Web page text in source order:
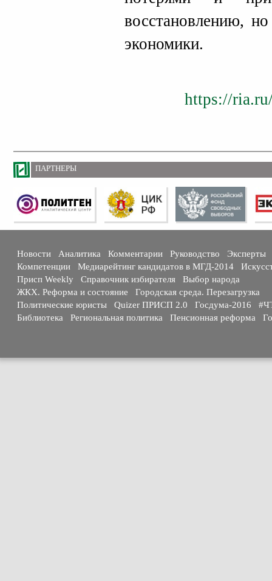
восстановлению,
экономики.
https://
ПАРТНЕРЫ
Новости Аналитика Комментарии Руководство
Эксперты
Компетенции
Медиарейтинг кандидатов в МГД-2014
Присп Weekly
Справочник избирателя
Выбор народа
ЖКХ. Реформа и состояние
Городская среда. Перезагрузка
Политические юристы
Quizer ПРИСП 2.0 Госдума-2016
Библиотека
Региональная политика Пенсионная реформа